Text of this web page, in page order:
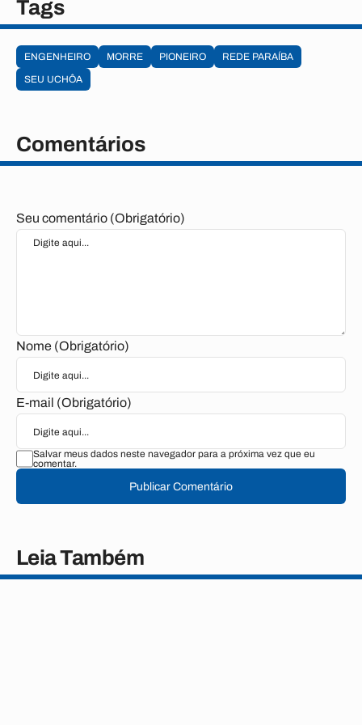
Tags
ENGENHEIRO MORRE PIONEIRO
REDE PARAÍBA
SEU UCHÔA
Comentários
Seu comentário (Obrigatório)
Nome (Obrigatório)
E-mail (Obrigatório)
Salvar meus dados neste navegador para a próxima vez que eu
comentar.
Publicar Comentário
Leia Também